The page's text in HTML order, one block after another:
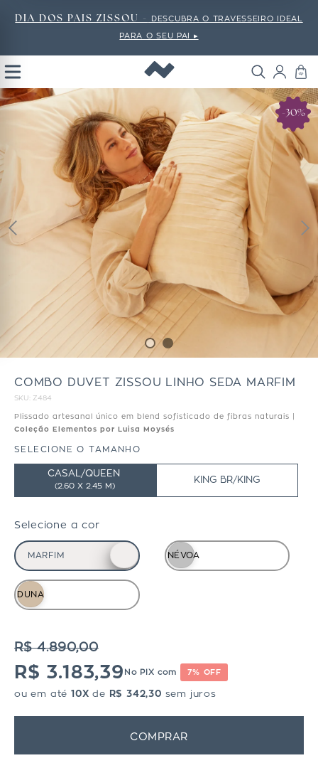
DIA DOS PAIS ZISSOU - DESCUBRA O TRAVESSEIRO IDEAL
PARA O SEU PAI ▸
Open
-30%
COMBO DUVET ZISSOU LINHO SEDA MARFIM
SKU: Z484
Plissado artesanal único em blend sofisticado de fibras naturais |
Coleção Elementos por Luisa Moysés
SELECIONE O TAMANHO
CASAL/QUEEN
(2.60 X 2.45 M)
KING BR/KING
Selecione a cor
MARFIM NÉVOA
DUNA
R$ 4.890,00
R$ 3.183,39 No PIX com 7% OFF
ou em até 10X de R$ 342,30 sem juros
COMPRAR